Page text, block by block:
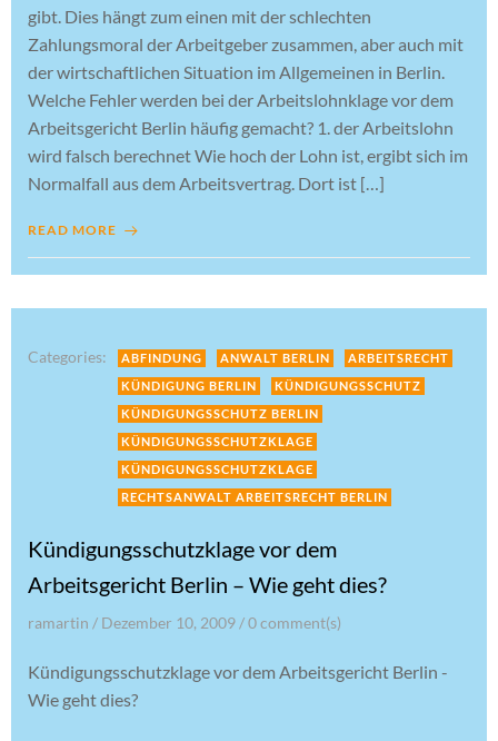
gibt. Dies hängt zum einen mit der schlechten
Zahlungsmoral der Arbeitgeber zusammen, aber auch mit
der wirtschaftlichen Situation im Allgemeinen in Berlin.
Welche Fehler werden bei der Arbeitslohnklage vor dem
Arbeitsgericht Berlin häufig gemacht? 1. der Arbeitslohn
wird falsch berechnet Wie hoch der Lohn ist, ergibt sich im
Normalfall aus dem Arbeitsvertrag. Dort ist […]
READ MORE
Categories: ABFINDUNG ANWALT BERLIN
ARBEITSRECHT
KÜNDIGUNG BERLIN
KÜNDIGUNGSSCHUTZ
KÜNDIGUNGSSCHUTZ BERLIN
KÜNDIGUNGSSCHUTZKLAGE
KÜNDIGUNGSSCHUTZKLAGE
RECHTSANWALT ARBEITSRECHT BERLIN
Kündigungsschutzklage vor dem
Arbeitsgericht Berlin – Wie geht dies?
ramartin / Dezember 10, 2009 /0comment(s)
Kündigungsschutzklage vor dem Arbeitsgericht Berlin -
Wie geht dies?